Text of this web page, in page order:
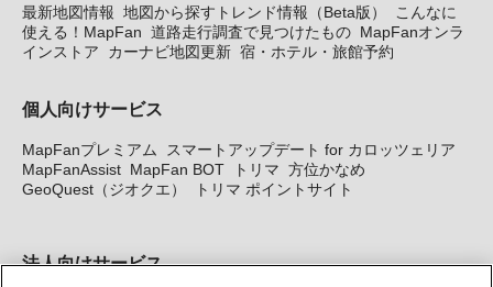
最新地図情報 地図から探すトレンド情報（Beta版）
こんなに
使える！MapFan 道路走行調査で見つけたもの MapFanオンラ
インストア
カーナビ地図更新 宿・ホテル・旅館予約
個人向けサービス
MapFanプレミアム
スマートアップデート for カロッツェリア
MapFanAssist MapFan BOT トリマ 方位かなめ
GeoQuest（ジオクエ）
トリマ ポイントサイト
法人向けサービス